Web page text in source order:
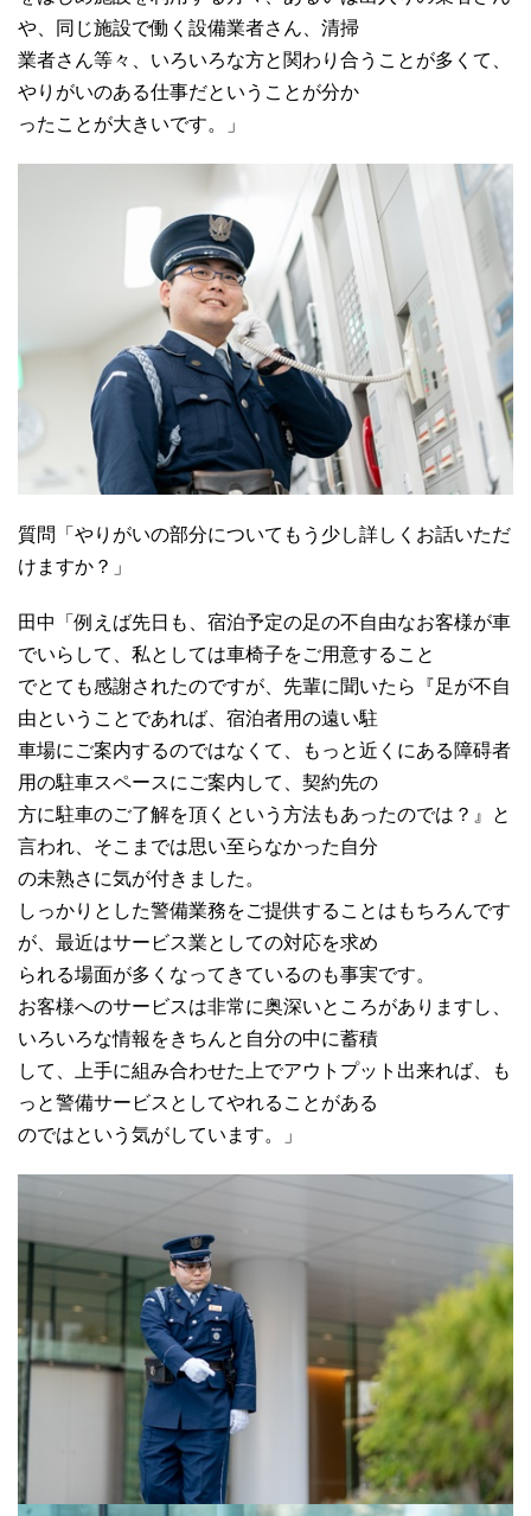
や、同じ施設で働く設備業者さん、清掃
業者さん等々、いろいろな方と関わり合うことが多くて、
やりがいのある仕事だということが分か
ったことが大きいです。」
質問「やりがいの部分についてもう少し詳しくお話いただ
けますか？」
田中「例えば先日も、宿泊予定の足の不自由なお客様が車
でいらして、私としては車椅子をご用意すること
でとても感謝されたのですが、先輩に聞いたら『足が不自
由ということであれば、宿泊者用の遠い駐
車場にご案内するのではなくて、もっと近くにある障碍者
用の駐車スペースにご案内して、契約先の
方に駐車のご了解を頂くという方法もあったのでは？』と
言われ、そこまでは思い至らなかった自分
の未熟さに気が付きました。
しっかりとした警備業務をご提供することはもちろんです
が、最近はサービス業としての対応を求め
られる場面が多くなってきているのも事実です。
お客様へのサービスは非常に奥深いところがありますし、
いろいろな情報をきちんと自分の中に蓄積
して、上手に組み合わせた上でアウトプット出来れば、も
っと警備サービスとしてやれることがある
のではという気がしています。」